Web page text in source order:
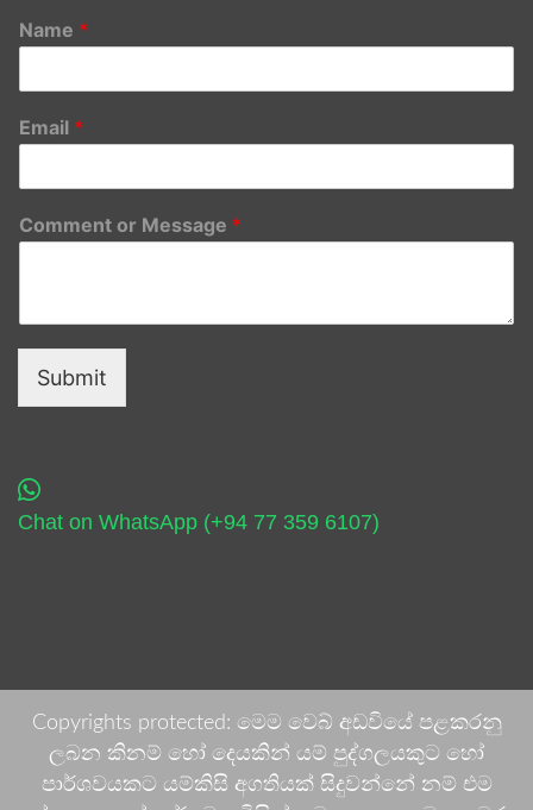
Name *
Email *
Comment or Message *
Submit
Chat on WhatsApp (+94 77 359 6107)
Copyrights protected: මෙම වෙබ් අඩවියේ පළකරනු
ලබන කිනම් හෝ දෙයකින් යම් පුද්ගලයකුට හෝ
පාර්ශවයකට යම්කිසි අගතියක් සිදුවන්නේ නම් එම